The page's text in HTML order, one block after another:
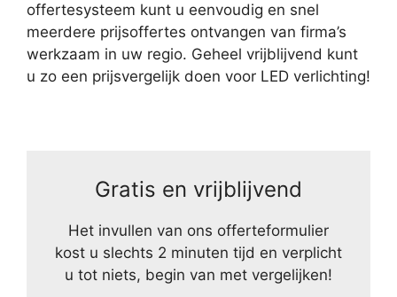
offertesysteem kunt u eenvoudig en snel
meerdere prijsoffertes ontvangen van firma’s
werkzaam in uw regio. Geheel vrijblijvend kunt
u zo een prijsvergelijk doen voor LED verlichting!
Gratis en vrijblijvend
Het invullen van ons offerteformulier
kost u slechts 2 minuten tijd en verplicht
u tot niets, begin van met vergelijken!